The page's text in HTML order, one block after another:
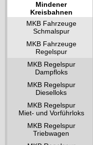
Mindener
Kreisbahnen
MKB Fahrzeuge
Schmalspur
MKB Fahrzeuge
Regelspur
MKB Regelspur
Dampfloks
MKB Regelspur
Dieselloks
MKB Regelspur
Miet- und Vorführloks
MKB Regelspur
Triebwagen